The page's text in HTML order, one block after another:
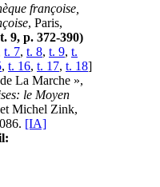
françoise,
, Paris,
9, p. 372-390)
t. 7, t. 8, t. 9, t.
, t. 16, t. 17, t. 18]
La Marche »,
le Moyen
Michel Zink,
[IA]